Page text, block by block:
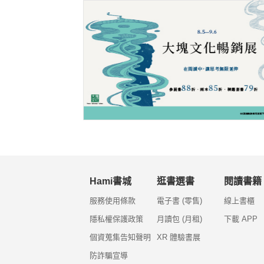
Hami書城
服務使用條款
隱私權保護政策
個資蒐集告知聲明
防詐騙宣導
逛書選書
電子書 (零售)
月讀包 (月租)
XR 體驗書展
閱讀書籍
線上書櫃
下載 APP